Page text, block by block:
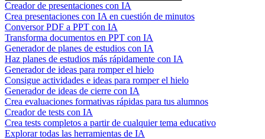
Creador de presentaciones con IA
Crea presentaciones con IA en cuestión de minutos
Conversor PDF a PPT con IA
Transforma documentos en PPT con IA
Generador de planes de estudios con IA
Haz planes de estudios más rápidamente con IA
Generador de ideas para romper el hielo
Consigue actividades e ideas para romper el hielo
Generador de ideas de cierre con IA
Crea evaluaciones formativas rápidas para tus alumnos
Creador de tests con IA
Crea tests completos a partir de cualquier tema educativo
Explorar todas las herramientas de IA